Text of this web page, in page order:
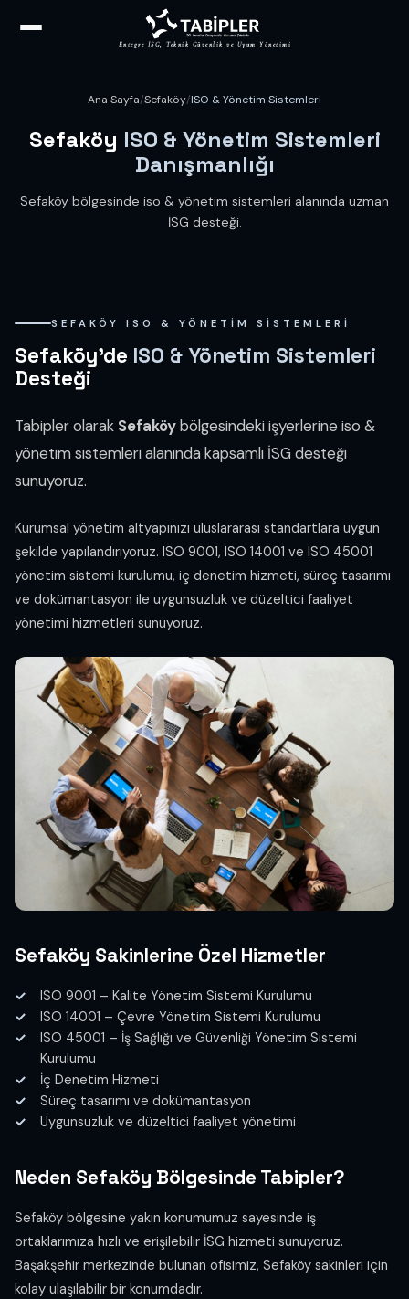
Entegre İSG, Teknik Güvenlik ve Uyum Yönetimi
Ana Sayfa/Sefaköy/ISO & Yönetim Sistemleri
Sefaköy ISO & Yönetim Sistemleri
Danışmanlığı
Sefaköy bölgesinde iso & yönetim sistemleri alanında uzman
İSG desteği.
SEFAKÖY ISO & YÖNETIM SISTEMLERI
Sefaköy'de ISO & Yönetim Sistemleri
Desteği
Tabipler olarak Sefaköybölgesindeki işyerlerine iso &
yönetim sistemleri alanında kapsamlı İSG desteği
sunuyoruz.
Kurumsal yönetim altyapınızı uluslararası standartlara uygun
şekilde yapılandırıyoruz. ISO 9001, ISO 14001 ve ISO 45001
yönetim sistemi kurulumu, iç denetim hizmeti, süreç tasarımı
ve dokümantasyon ile uygunsuzluk ve düzeltici faaliyet
yönetimi hizmetleri sunuyoruz.
Sefaköy Sakinlerine Özel Hizmetler
ISO 9001 – Kalite Yönetim Sistemi Kurulumu
ISO 14001 – Çevre Yönetim Sistemi Kurulumu
ISO 45001 – İş Sağlığı ve Güvenliği Yönetim Sistemi
Kurulumu
İç Denetim Hizmeti
Süreç tasarımı ve dokümantasyon
Uygunsuzluk ve düzeltici faaliyet yönetimi
Neden Sefaköy Bölgesinde Tabipler?
Sefaköy bölgesine yakın konumumuz sayesinde iş
ortaklarımıza hızlı ve erişilebilir İSG hizmeti sunuyoruz.
Başakşehir merkezinde bulunan ofisimiz, Sefaköy sakinleri için
kolay ulaşılabilir bir konumdadır.